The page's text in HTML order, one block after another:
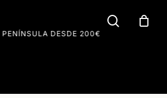
Close